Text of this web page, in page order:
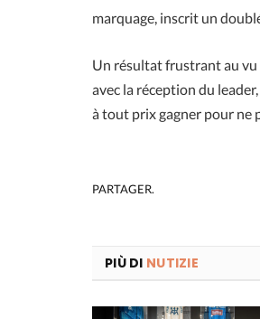
marquage, inscrit un
Un résultat frustrant au vu
avec la réception du
à tout prix gagner pour ne
PARTAGER.
PIÙ DI NUTIZIE